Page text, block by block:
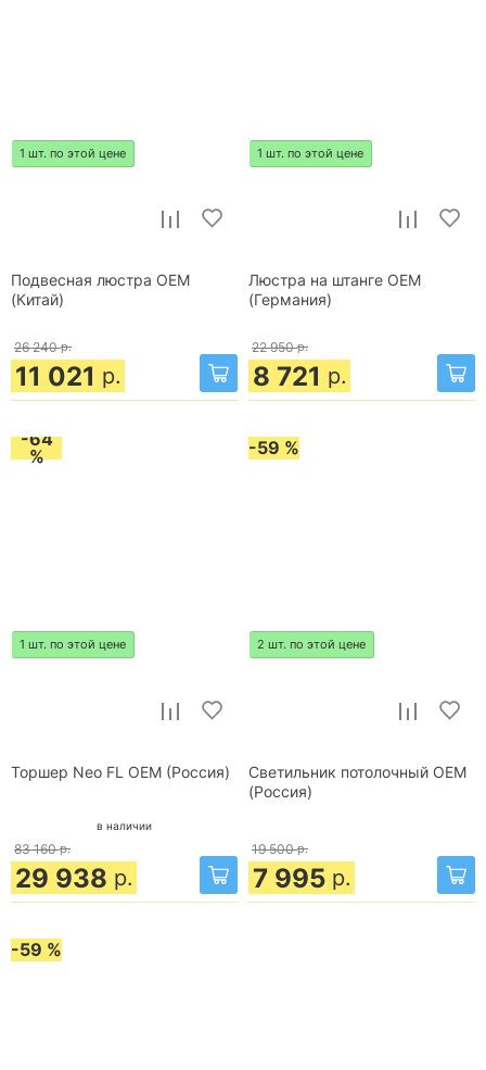
1 шт. по этой цене
Подвесная люстра OEM
(Китай)
26 240 р.
11 021 р.
1 шт. по этой цене
Люстра на штанге OEM
(Германия)
22 950 р.
8 721 р.
-64
%
1 шт. по этой цене
Торшер Neo FL OEM (Россия)
в наличии
83 160 р.
29 938 р.
-59 %
2 шт. по этой цене
Светильник потолочный OEM
(Россия)
19 500 р.
7 995 р.
-59 %